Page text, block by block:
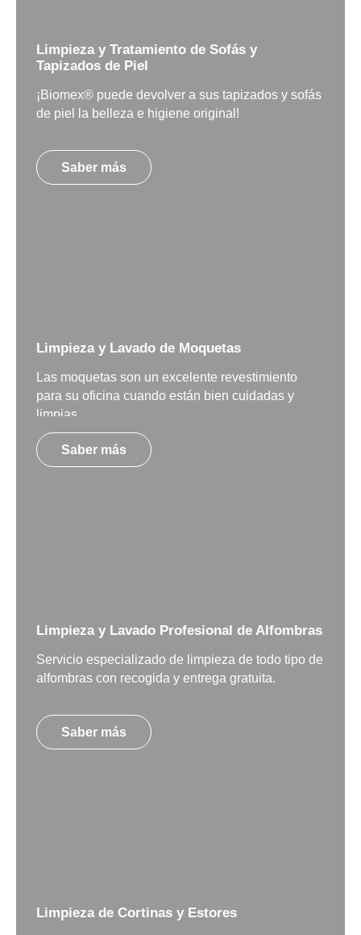
Limpieza y Tratamiento de Sofás y
Tapizados de Piel
¡Biomex® puede devolver a sus tapizados y sofás
de piel la belleza e higiene original!
Saber más
Limpieza y Lavado de Moquetas
Las moquetas son un excelente revestimiento
para su oficina cuando están bien cuidadas y
limpias.
Saber más
Limpieza y Lavado Profesional de Alfombras
Servicio especializado de limpieza de todo tipo de
alfombras con recogida y entrega gratuita.
Saber más
Limpieza de Cortinas y Estores